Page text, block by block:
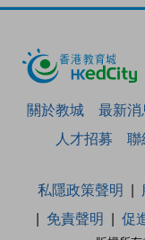
關於教城 最新消
人才招募
聯
私隱政策聲明
免責聲明
促